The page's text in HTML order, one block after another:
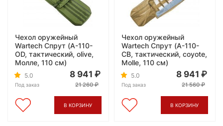
Чехол оружейный
Wartech Спрут (A-110-
OD, тактический, olive,
Молле, 110 см)
5.0
Под заказ
8 941
21 260
В КОРЗИНУ
Чехол оружейный
Wartech Спрут (A-110-
CB, тактический, coyote,
Molle, 110 см)
5.0
Под заказ
8 941
21 560
В КОРЗИНУ